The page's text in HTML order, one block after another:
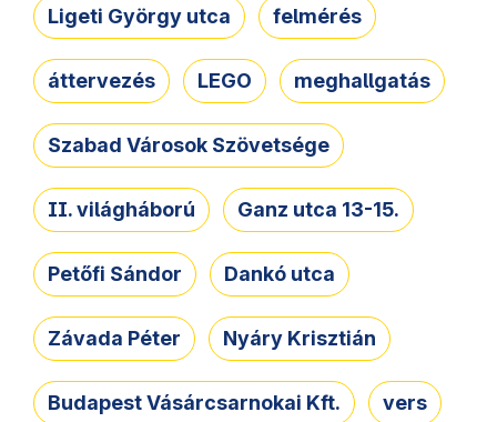
Ligeti György utca felmérés
áttervezés LEGO meghallgatás
Szabad Városok Szövetsége
II. világháború Ganz utca 13-15.
Petőfi Sándor Dankó utca
Závada Péter Nyáry Krisztián
Budapest Vásárcsarnokai Kft. vers